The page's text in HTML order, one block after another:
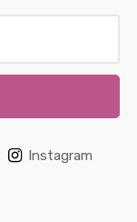
Instagram